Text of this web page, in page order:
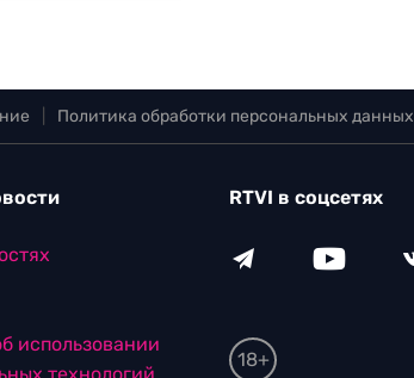
Политика обработки персональных данных
использовании
RTVI в соцсетях
18+